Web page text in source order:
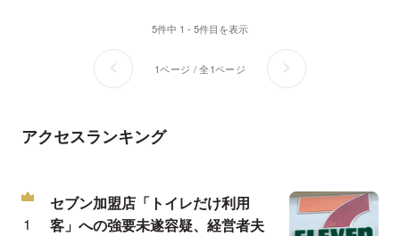
5件中 1 - 5件目を表示
1ページ / 全1ページ
アクセスランキング
セブン加盟店「トイレだけ利用
客」への強要未遂容疑、経営者夫